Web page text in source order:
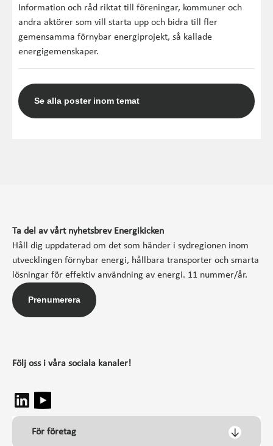
Information och råd riktat till föreningar, kommuner och
andra aktörer som vill starta upp och bidra till fler
gemensamma förnybar energiprojekt, så kallade
energigemenskaper.
Se alla poster inom temat
Ta del av vårt nyhetsbrev Energikicken
Håll dig uppdaterad om det som händer i sydregionen inom
utvecklingen förnybar energi, hållbara transporter och smarta
lösningar för effektiv användning av energi. 11 nummer/år.
Prenumerera
Följ oss i våra sociala kanaler!
För företag